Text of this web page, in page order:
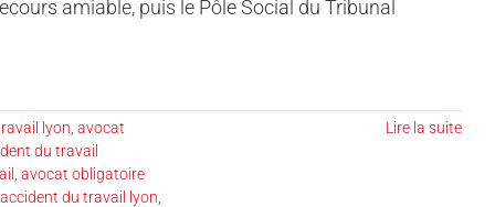
amiable, puis le Pôle Social du Tribunal
lyon avocat
du travail
avocat obligatoire
du travail lyon
Lire la suite